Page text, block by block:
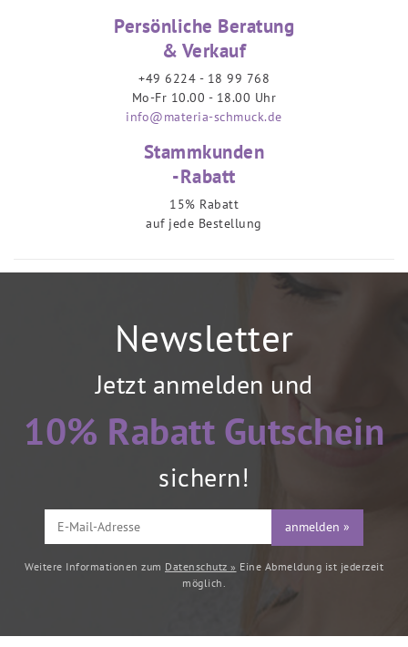
Persönliche Beratung
& Verkauf
+49 6224 - 18 99 768
Mo-Fr 10.00 - 18.00 Uhr
info@materia-schmuck.de
Stammkunden
-Rabatt
15% Rabatt
auf jede Bestellung
Newsletter
Jetzt anmelden und
10% Rabatt Gutschein
sichern!
anmelden »
Weitere Informationen zum Datenschutz » Eine Abmeldung ist jederzeit
möglich.